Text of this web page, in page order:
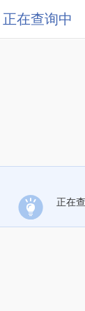
正在查询中
正在